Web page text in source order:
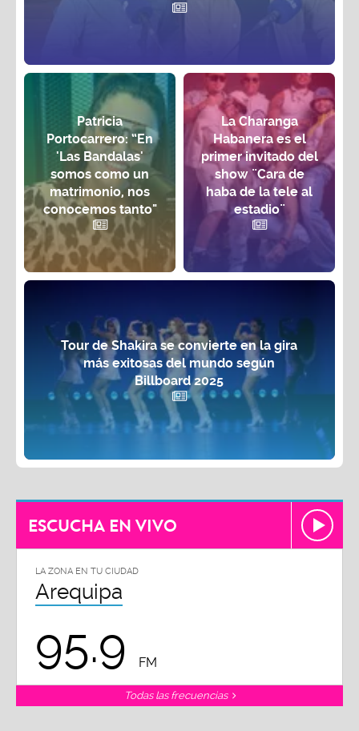
Patricia
Portocarrero: “En
'Las Bandalas'
somos como un
matrimonio, nos
conocemos tanto"
La Charanga
Habanera es el
primer invitado del
show ¨Cara de
haba de la tele al
estadio¨
Tour de Shakira se convierte en la gira
más exitosas del mundo según
Billboard 2025
ESCUCHA EN VIVO
LA ZONA EN TU CIUDAD
Arequipa
95.9 FM
Todas las frecuencias